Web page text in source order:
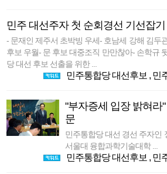
민주 대선주자 첫 순회경선 기선잡
- 문재인 제주서 초박빙 우세- 호남세 강해 김두
후보 우월- 문 후보 대중조직 만만찮아- 손학규
당 대선 후보 선출을 위한 ...
민주통합당 대선후보 , 민
"부자증세 입장 밝혀라
문
민주통합당 대선 경선 주자인
서울대 융합과학기술대학 ...
민주통합당 대선후보 , 민